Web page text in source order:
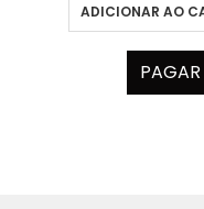
ADICIONAR AO
PAGAR